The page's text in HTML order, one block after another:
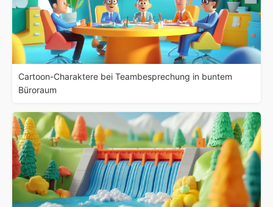
Cartoon-Charaktere bei Teambesprechung in buntem
Büroraum